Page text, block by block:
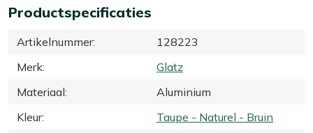
Productspecificaties
Artikelnummer:
128223
Merk:
Glatz
Materiaal:
Aluminium
Kleur:
Taupe - Naturel - Bruin